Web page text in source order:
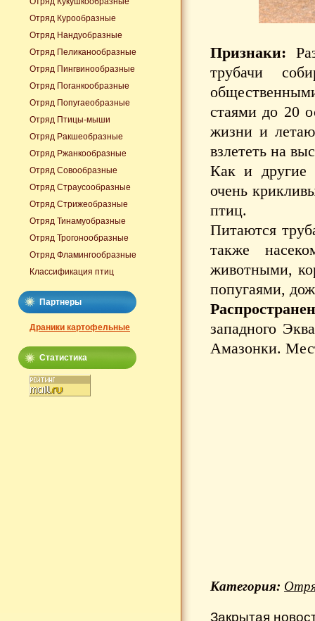
Признаки:
трубачи
стаями до 20
жизни и
взлететь на
Как и другие
очень
птиц.
Питаются
также
животными,
попугаями,
западного
Амазонки.
Категория:
Закрытая
Отряд Курообразные
Отряд Нандуобразные
Отряд Пеликанообразные
Отряд Пингвинообразные
Отряд Поганкообразные
Отряд Попугаеобразные
Отряд Птицы-мыши
Отряд Ракшеобразные
Отряд Ржанкообразные
Отряд Совообразные
Отряд Страусообразные
Отряд Стрижеобразные
Отряд Тинамуобразные
Отряд Трогонообразные
Отряд Фламингообразные
Классификация птиц
Партнеры
Драники картофельные
Статистика